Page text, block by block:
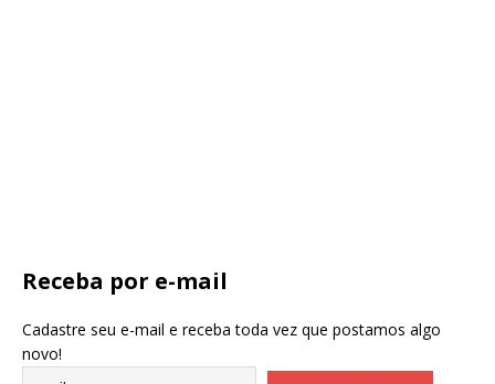
Receba por e-mail
Cadastre seu e-mail e receba toda vez que postamos algo
novo!